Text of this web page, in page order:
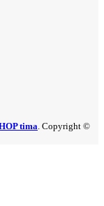
tima. Copyright ©